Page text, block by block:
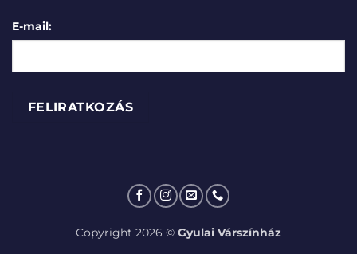
E-mail:
Copyright 2026 © Gyulai Várszínház